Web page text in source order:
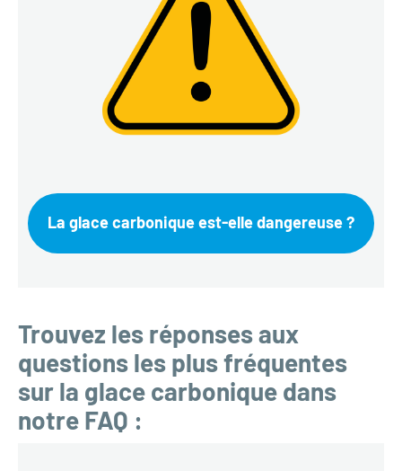
La glace carbonique est-elle dangereuse ?
Trouvez les réponses aux
questions les plus fréquentes
sur la glace carbonique dans
notre FAQ :